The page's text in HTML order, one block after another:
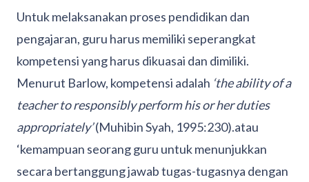
Untuk melaksanakan proses pendidikan dan
pengajaran, guru harus memiliki seperangkat
kompetensi yang harus dikuasai dan dimiliki.
Menurut Barlow, kompetensi adalah ‘the ability of a
teacher to responsibly perform his or her duties
appropriately’(Muhibin Syah, 1995:230).atau
‘kemampuan seorang guru untuk menunjukkan
secara bertanggung jawab tugas-tugasnya dengan